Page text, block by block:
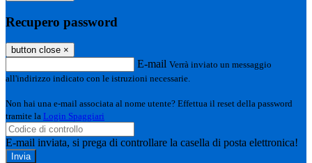
Recupero password
button close ×
E-mail Verrà inviato un messaggio
all'indirizzo indicato con le istruzioni necessarie.
Non hai una e-mail associata al nome utente? Effettua il reset della password
tramite la Login Spaggiari
E-mail inviata, si prega di controllare la casella di posta elettronica!